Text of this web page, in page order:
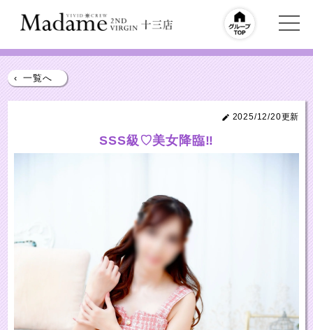
‹ 一覧へ
2025/12/20更新
SSS級♡美女降臨‼